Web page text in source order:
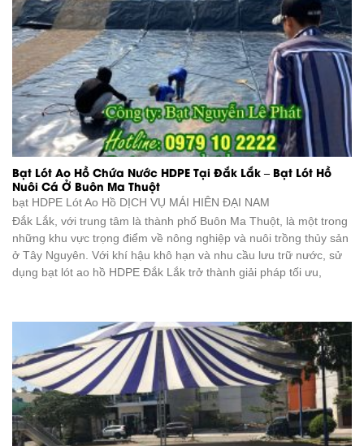
Bạt Lót Ao Hồ Chứa Nước HDPE Tại Đắk Lắk – Bạt Lót Hồ
Nuôi Cá Ở Buôn Ma Thuột
bạt HDPE Lót Ao Hồ DỊCH VỤ MÁI HIÊN ĐẠI NAM
Đắk Lắk, với trung tâm là thành phố Buôn Ma Thuột, là một trong
những khu vực trọng điểm về nông nghiệp và nuôi trồng thủy sản
ở Tây Nguyên. Với khí hậu khô hạn và nhu cầu lưu trữ nước, sử
dụng bạt lót ao hồ HDPE Đắk Lắk trở thành giải pháp tối ưu,